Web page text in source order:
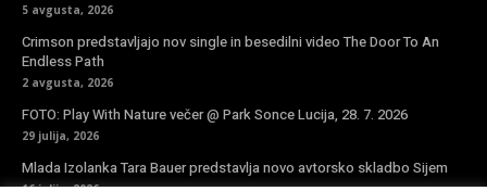
5 avgusta, 2026
Crimson predstavljajo nov single in besedilni video The Door To An
Endless Path
2 avgusta, 2026
FOTO: Play With Nature večer @ Park Sonce Lucija, 28. 7. 2026
29 julija, 2026
Mlada Izolanka Tara Bauer predstavlja novo avtorsko skladbo Sijem